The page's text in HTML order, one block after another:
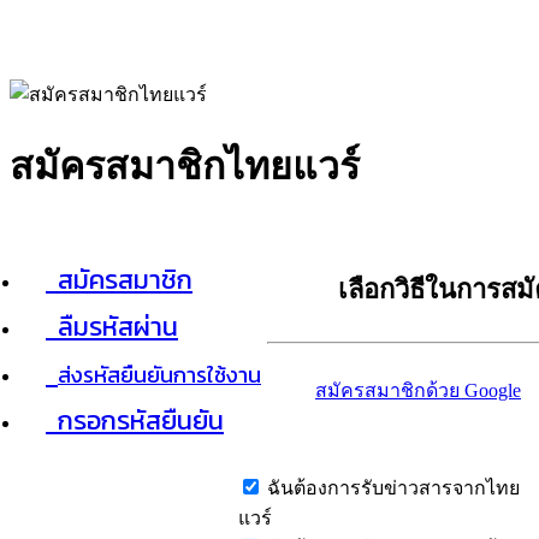
สมัครสมาชิกไทยแวร์
สมัครสมาชิก
ลืมรหัสผ่าน
ส่งรหัสยืนยันการใช้งาน
กรอกรหัสยืนยัน
เลือกวิธีในการส
สมัครสมาชิกด้วย Google
ฉันต้องการรับข่าวสารจากไทย
แวร์